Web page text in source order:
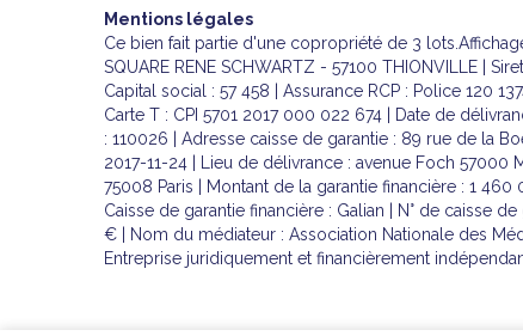
Mentions légales
Ce bien fait partie d'une copropriété de 3
SQUARE RENE SCHWARTZ - 57100 THIONVILLE |
Capital social : 57 458 | Assurance RCP : Police 120
Carte T : CPI 5701 2017 000 022 674 | Date de
: 110026 | Adresse caisse de garantie : 89 rue de la
2017-11-24 | Lieu de délivrance : avenue Foch 57000
75008 Paris | Montant de la garantie financière : 1
Caisse de garantie financière : Galian | N° de caisse
€ | Nom du médiateur : Association Nationale des
Entreprise juridiquement et financièrement